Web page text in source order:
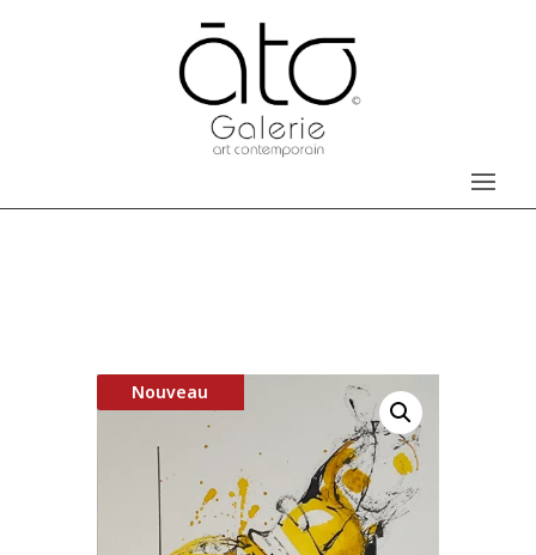
Nouveau